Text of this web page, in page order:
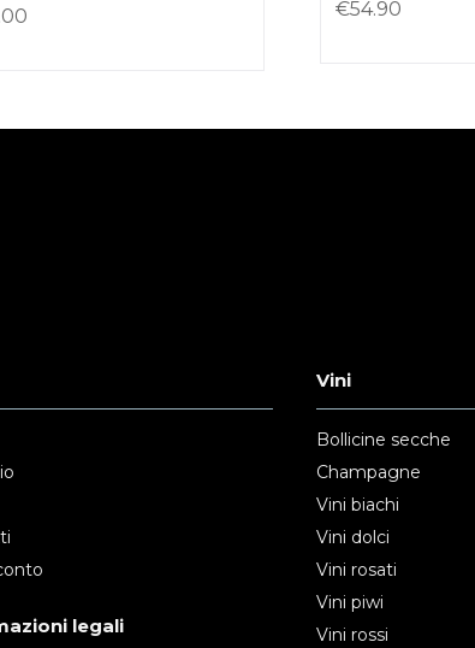
€54.90
legali
Vini
Bollicine secche
Champagne
Vini biachi
Vini dolci
Vini rosati
Vini piwi
Vini rossi